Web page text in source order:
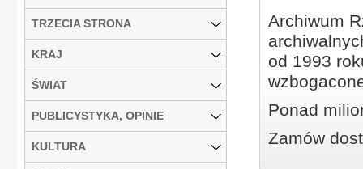
Archiwum
od 1993
Ponad
Zamów
TRZECIA STRONA
KRAJ
ŚWIAT
PUBLICYSTYKA, OPINIE
KULTURA